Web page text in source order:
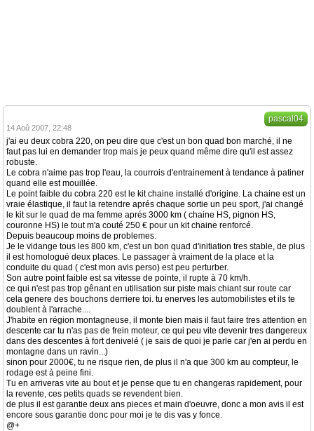
pascal04
14 Aoû 2007, 22:48
j'ai eu deux cobra 220, on peu dire que c'est un bon quad bon marché, il ne
faut pas lui en demander trop mais je peux quand même dire qu'il est assez
robuste.
Le cobra n'aime pas trop l'eau, la courrois d'entrainement à tendance à patiner
quand elle est mouillée.
Le point faible du cobra 220 est le kit chaine installé d'origine. La chaine est un
vraie élastique, il faut la retendre aprés chaque sortie un peu sport, j'ai changé
le kit sur le quad de ma femme aprés 3000 km ( chaine HS, pignon HS,
couronne HS) le tout m'a couté 250 € pour un kit chaine renforcé.
Depuis beaucoup moins de problemes.
Je le vidange tous les 800 km, c'est un bon quad d'initiation tres stable, de plus
il est homologué deux places. Le passager à vraiment de la place et la
conduite du quad ( c'est mon avis perso) est peu perturber.
Son autre point faible est sa vitesse de pointe, il rupte à 70 km/h.
ce qui n'est pas trop gênant en utilisation sur piste mais chiant sur route car
cela genere des bouchons derriere toi. tu enerves les automobilistes et ils te
doublent à l'arrache....
J'habite en région montagneuse, il monte bien mais il faut faire tres attention en
descente car tu n'as pas de frein moteur, ce qui peu vite devenir tres dangereux
dans des descentes à fort denivelé ( je sais de quoi je parle car j'en ai perdu en
montagne dans un ravin...)
sinon pour 2000€, tu ne risque rien, de plus il n'a que 300 km au compteur, le
rodage est à peine fini.
Tu en arriveras vite au bout et je pense que tu en changeras rapidement, pour
la revente, ces petits quads se revendent bien.
de plus il est garantie deux ans pieces et main d'oeuvre, donc a mon avis il est
encore sous garantie donc pour moi je te dis vas y fonce.
@+